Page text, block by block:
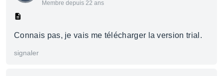
Membre depuis 22 ans
Connais pas, je vais me télécharger la version trial.
signaler